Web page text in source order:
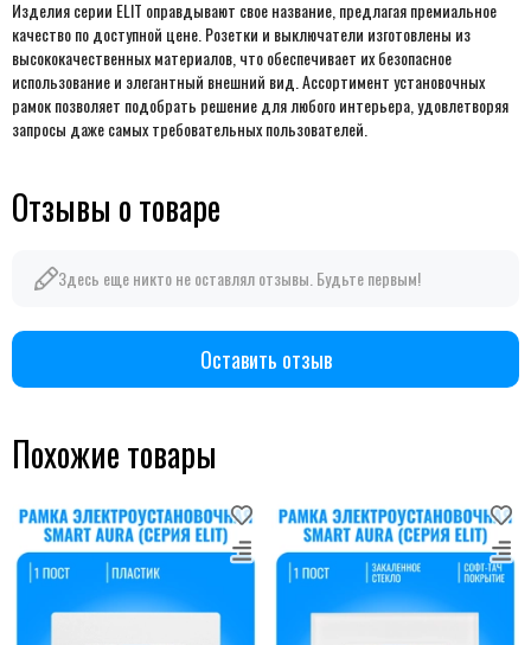
Изделия серии ELIT оправдывают свое название, предлагая премиальное
качество по доступной цене. Розетки и выключатели изготовлены из
высококачественных материалов, что обеспечивает их безопасное
использование и элегантный внешний вид. Ассортимент установочных
рамок позволяет подобрать решение для любого интерьера, удовлетворяя
запросы даже самых требовательных пользователей.
Отзывы о товаре
Здесь еще никто не оставлял отзывы. Будьте первым!
Оставить отзыв
Похожие товары